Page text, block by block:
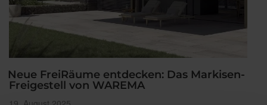
Neue FreiRäume entdecken: Das Markisen-
Freigestell von WAREMA
Veröffentlicht